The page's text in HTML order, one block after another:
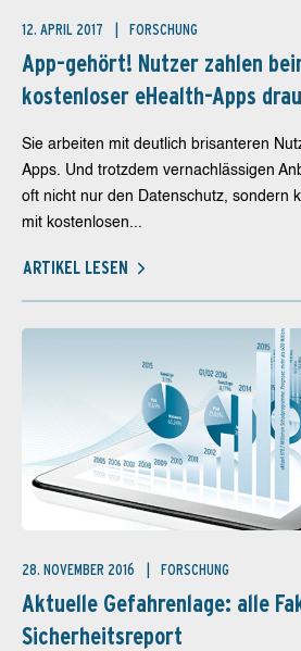
12. APRIL 2017 FORSCHUNG
App-gehört! Nutzer zahlen
kostenloser eHealth-Apps
Sie arbeiten mit deutlich brisanteren
Apps. Und trotzdem vernachlässigen
oft nicht nur den Datenschutz, sondern
mit kostenlosen...
ARTIKEL LESEN
28. NOVEMBER 2016 FORSCHUNG
Aktuelle Gefahrenlage: alle
Sicherheitsreport